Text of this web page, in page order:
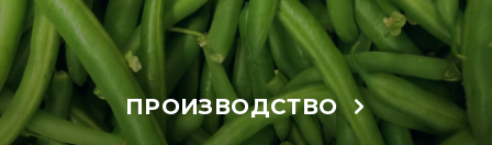
ПРОИЗВОДСТВО